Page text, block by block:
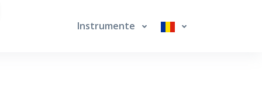
Instrumente